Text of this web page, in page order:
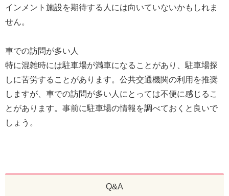
インメント施設を期待する人には向いていないかもしれま
せん。
車での訪問が多い人
特に混雑時には駐車場が満車になることがあり、駐車場探
しに苦労することがあります。公共交通機関の利用を推奨
しますが、車での訪問が多い人にとっては不便に感じるこ
とがあります。事前に駐車場の情報を調べておくと良いで
しょう。
Q&A